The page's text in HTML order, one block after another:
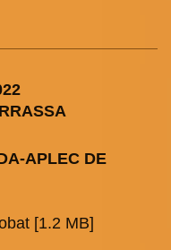
APLEC DE
[1.2 MB]